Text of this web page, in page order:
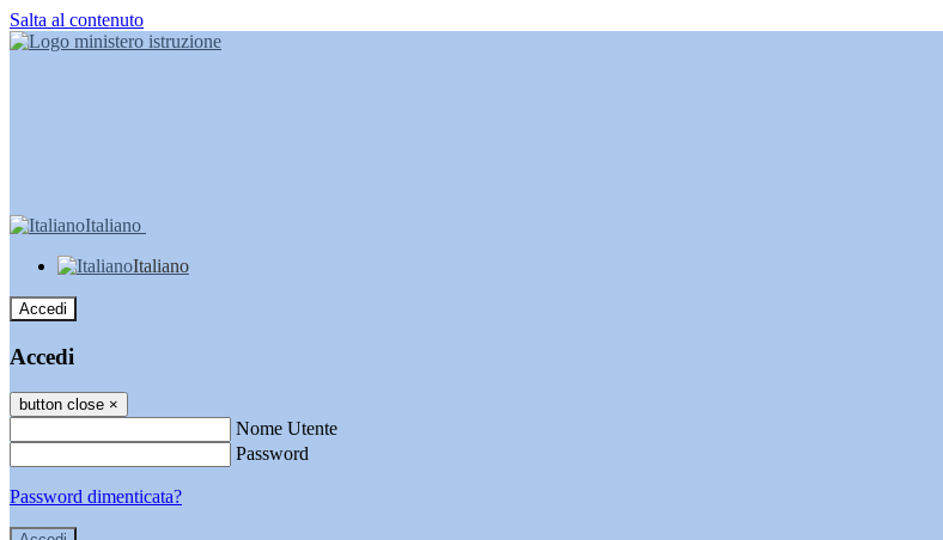
Salta al contenuto
Italiano
Italiano
Accedi
Accedi
button close ×
Nome Utente
Password
Password dimenticata?